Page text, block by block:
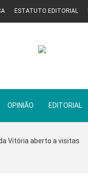
ESTATUTO EDITORIAL
OPINIÃO EDITORIAL
Vitória aberto a visitas